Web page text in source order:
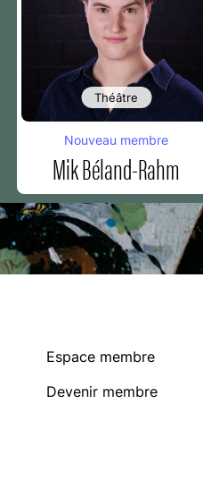
Théâtre
Nouveau membre
Mik Béland-Rahm
Espace membre
Devenir membre